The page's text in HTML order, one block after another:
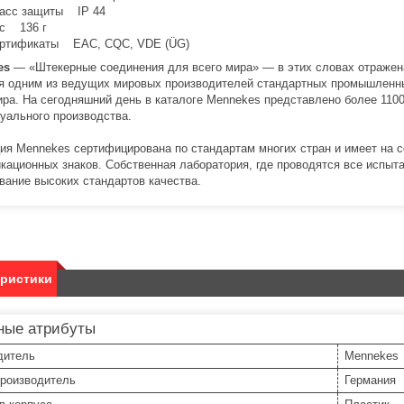
защиты IP 44
136 г
EAC, CQC, VDE (ÜG)
— «Штекерные соединения для всего мира» — в этих словах
одним из ведущих мировых производителей стандартных
На сегодняшний день в каталоге Mennekes представлено более
производства.
Mennekes сертифицирована по стандартам многих стран и имеет на
знаков. Собственная лаборатория, где проводятся все
высоких стандартов качества.
атрибуты
Mennekes
Германия